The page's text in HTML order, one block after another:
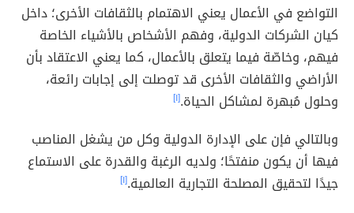
التواضع في الأعمال يعني الاهتمام بالثقافات الأخرى؛ داخل
كيان الشركات الدولية، وفهم الأشخاص بالأشياء الخاصة
فيهم، وخاصّة فيما يتعلق بالأعمال، كما يعني الاعتقاد بأن
الأراضي والثقافات الأخرى قد توصلت إلى إجابات رائعة،
وحلول مُبهرة لمشاكل الحياة.[١]
وبالتالي فإن على الإدارة الدولية وكل من يشغل المناصب
فيها أن يكون منفتحًا؛ ولديه الرغبة والقدرة على الاستماع
جيدًا لتحقيق المصلحة التجارية العالمية.[١]